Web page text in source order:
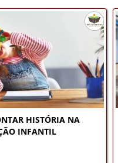
HISTÓRIA NA
INFANTIL